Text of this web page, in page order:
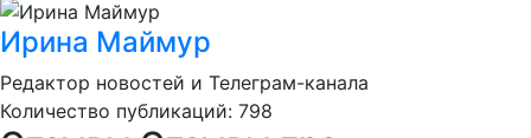
Ирина Маймур
Редактор новостей и Телеграм-канала
Количество публикаций: 798